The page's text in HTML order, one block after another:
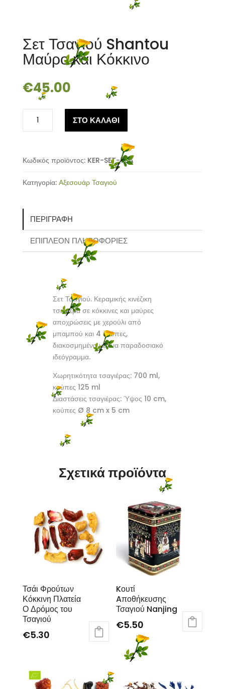
Σετ Τσαγιού Shantou
Μαύρο και Κόκκινο
€45.00
Τσαγιού
και
ποσότητα
ΣΤΟ ΚΑΛΑΘΙ
Κωδικός προϊόντος: KER-SET-TSA
Κατηγορία: Αξεσουάρ Τσαγιού
ΠΕΡΙΓΡΑΦΉ
ΕΠΙΠΛΈΟΝ ΠΛΗΡΟΦΟΡΊΕΣ
Σετ Τσαγιού. Κεραμικής κινέζικη
τσαγιέρα σε κόκκινες και μαύρες
αποχρώσεις με χερούλι από
μπαμπού και 4 κούπες,
διακοσμημένα με ένα παραδοσιακό
ιδεόγραμμα.
Χωρητικότητα τσαγιέρας: 700 ml,
κούπες 125 ml
Διαστάσεις τσαγιέρας: Ύψος 10 cm,
κούπες Ø 8 cm x 5 cm
Σχετικά προϊόντα
Τσάι Φρούτων
Κόκκινη Πλατεία
Ο Δρόμος του
Τσαγιού
€5.30
Kουτί
Aποθήκευσης
Τσαγιού Nanjing
€5.50